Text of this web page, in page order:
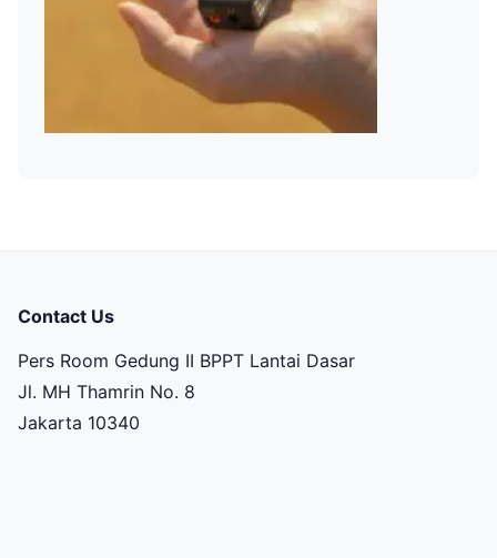
Contact Us
Pers Room Gedung II BPPT Lantai Dasar
Jl. MH Thamrin No. 8
Jakarta 10340